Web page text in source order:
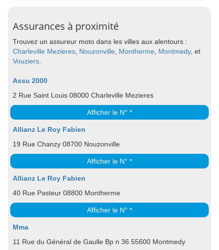
Assurances à proximité
Trouvez un assureur moto dans les villes aux alentours :
Charleville Mezieres Nouzonville Montherme Montmedy, et
Vouziers
Assu 2000
2 Rue Saint Louis 08000 Charleville Mezieres
Afficher le N° *
Allianz Le Roy Fabien
19 Rue Chanzy 08700 Nouzonville
Afficher le N° *
Allianz Le Roy Fabien
40 Rue Pasteur 08800 Montherme
Afficher le N° *
Mma
11 Rue du Général de Gaulle Bp n 36 55600 Montmedy